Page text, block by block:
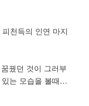
천득의 인연 마지
꿨던 것이 그러부
있는 모습을 볼때…